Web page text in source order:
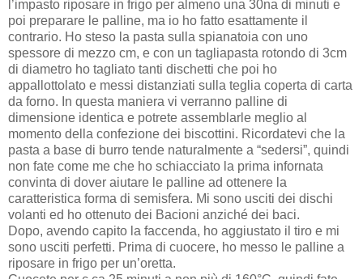
l’impasto riposare in frigo per almeno una 30na di minuti e
poi preparare le palline, ma io ho fatto esattamente il
contrario. Ho steso la pasta sulla spianatoia con uno
spessore di mezzo cm, e con un tagliapasta rotondo di 3cm
di diametro ho tagliato tanti dischetti che poi ho
appallottolato e messi distanziati sulla teglia coperta di carta
da forno. In questa maniera vi verranno palline di
dimensione identica e potrete assemblarle meglio al
momento della confezione dei biscottini. Ricordatevi che la
pasta a base di burro tende naturalmente a “sedersi”, quindi
non fate come me che ho schiacciato la prima infornata
convinta di dover aiutare le palline ad ottenere la
caratteristica forma di semisfera. Mi sono usciti dei dischi
volanti ed ho ottenuto dei Bacioni anziché dei baci.
Dopo, avendo capito la faccenda, ho aggiustato il tiro e mi
sono usciti perfetti. Prima di cuocere, ho messo le palline a
riposare in frigo per un’oretta.